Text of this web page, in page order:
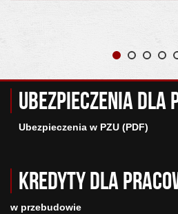
Ubezpieczenia dla
Ubezpieczenia w PZU (PDF)
Kredyty dla
w przebudowie